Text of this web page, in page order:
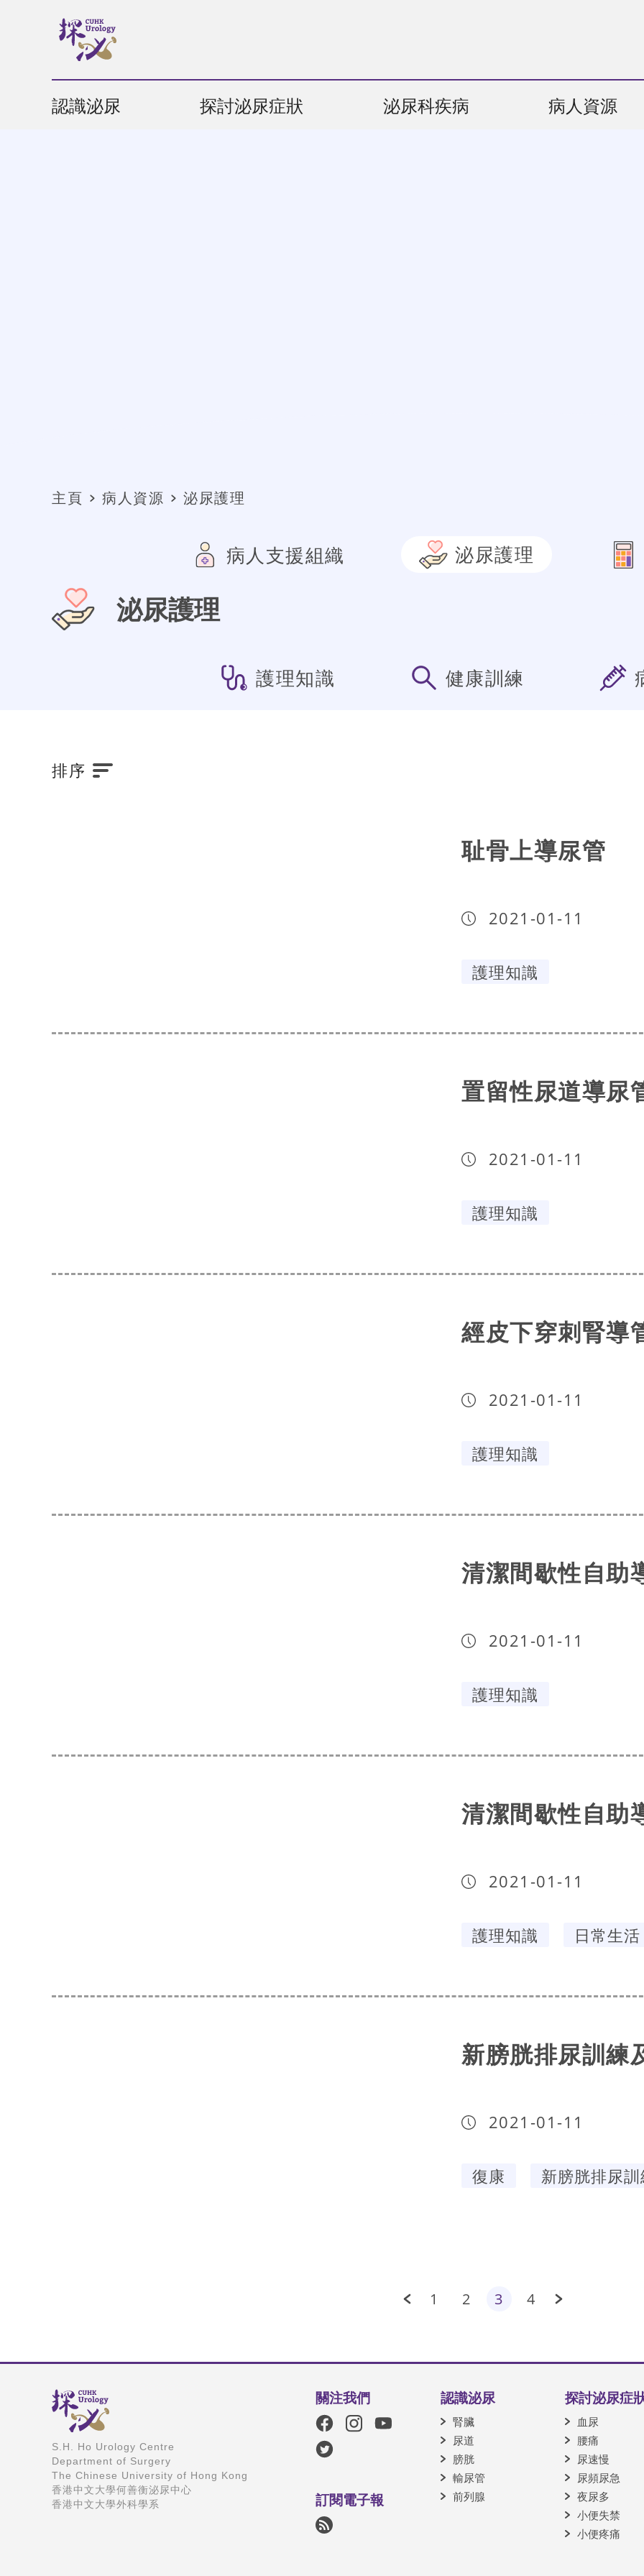
認識泌尿 探討泌尿症狀 泌尿科疾病 病人資源
主頁 病人資源 泌尿護理
病人支援組織 泌尿護理
泌尿護理
護理知識 健康訓練
排序
耻骨上導尿管
2021-01-11
護理知識
置留性尿道導尿
2021-01-11
護理知識
經皮下穿刺腎導
2021-01-11
護理知識
清潔間歇性自助
2021-01-11
護理知識
清潔間歇性自助
2021-01-11
護理知識 日常生活
新膀胱排尿訓練
2021-01-11
復康 新膀胱排尿
1 2 3 4
認識泌尿
腎臟
尿道
膀胱
輸尿管
前列腺
探討泌尿症
血尿
腰痛
尿速慢
尿頻尿急
夜尿多
小便失禁
小便疼痛
關注我們
訂閱電子報
S.H. Ho Urology Centre
Department of Surgery
The Chinese University of Hong Kong
香港中文大學何善衡泌尿中心
香港中文大學外科學系